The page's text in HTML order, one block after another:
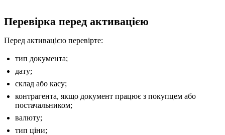
Перевірка перед активацією
Перед активацією перевірте:
тип документа;
дату;
склад або касу;
контрагента, якщо документ працює з покупцем або
постачальником;
валюту;
тип ціни;